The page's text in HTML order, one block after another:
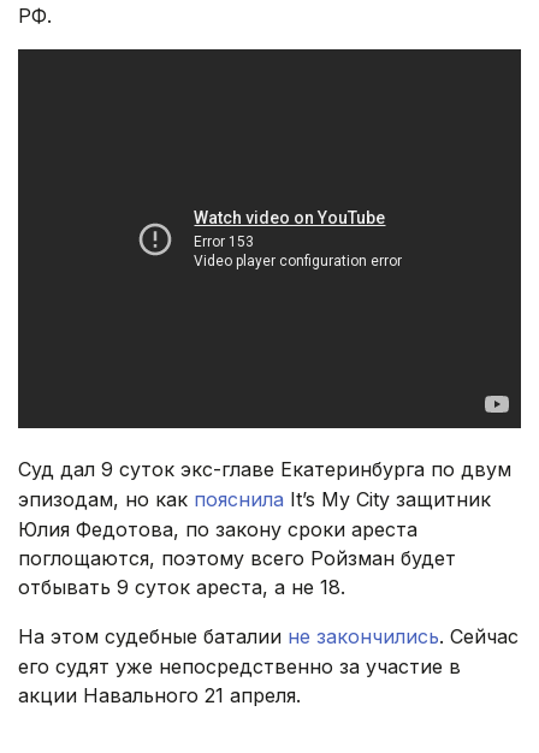
РФ.
Суд дал 9 суток экс-главе Екатеринбурга по двум
эпизодам, но как пояснила It’s My City защитник
Юлия Федотова, по закону сроки ареста
поглощаются, поэтому всего Ройзман будет
отбывать 9 суток ареста, а не 18.
На этом судебные баталии не закончились. Сейчас
его судят уже непосредственно за участие в
акции Навального 21 апреля.